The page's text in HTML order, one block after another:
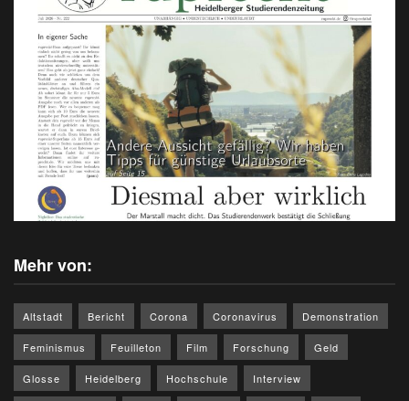
Mehr von:
Altstadt Bericht Corona Coronavirus Demonstration
Feminismus Feuilleton Film Forschung Geld
Glosse Heidelberg Hochschule Interview